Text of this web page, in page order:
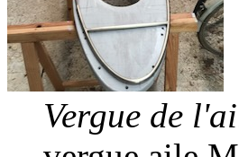
Vergue de